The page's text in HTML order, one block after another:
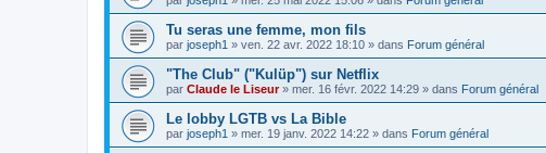
Tu seras une femme, mon fils
par joseph1 » ven. 22 avr. 2022 18:10 » dans Forum général
"The Club" ("Kulüp") sur Netflix
par Claude le Liseur» mer. 16 févr. 2022 14:29 » dans Forum général
Le lobby LGTB vs La Bible
par joseph1 » mer. 19 janv. 2022 14:22 » dans Forum général